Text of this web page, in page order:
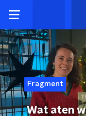
Fragment
Wat aten